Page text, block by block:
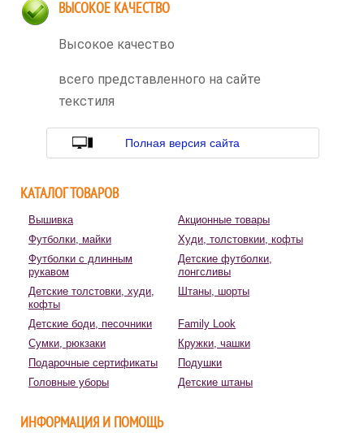
ВЫСОКОЕ КАЧЕСТВО
Высокое качество
всего представленного на сайте
текстиля
Полная версия сайта
КАТАЛОГ ТОВАРОВ
Вышивка
Акционные товары
Футболки, майки
Худи, толстовкии, кофты
Футболки с длинным
рукавом
Детские футболки,
лонгсливы
Детские толстовки, худи,
кофты
Штаны, шорты
Детские боди, песочники
Family Look
Сумки, рюкзаки
Кружки, чашки
Подарочные сертификаты
Подушки
Головные уборы
Детские штаны
ИНФОРМАЦИЯ И ПОМОЩЬ